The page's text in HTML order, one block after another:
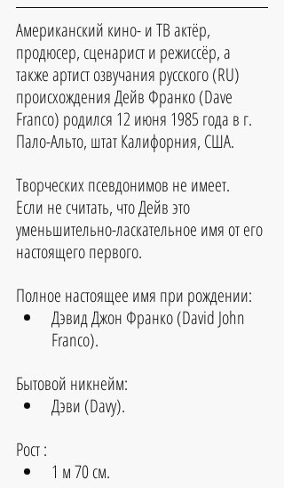
Американский кино- и ТВ актёр,
продюсер, сценарист и режиссёр, а
также артист озвучания русского (RU)
происхождения Дейв Франко (Dave
Franco) родился 12 июня 1985 года в г.
Пало-Альто, штат Калифорния, США.
Творческих псевдонимов не имеет.
Если не считать, что Дейв это
уменьшительно-ласкательное имя от его
настоящего первого.
Полное настоящее имя при рождении:
Дэвид Джон Франко (David John
Franco).
Бытовой никнейм:
Дэви (Davy).
Рост :
1 м 70 см.